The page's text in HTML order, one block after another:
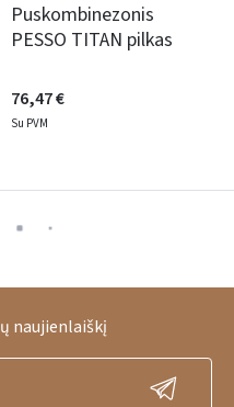
Puskombinezonis
PESSO TITAN pilkas
76,47 €
Su PVM
naujienlaiškį